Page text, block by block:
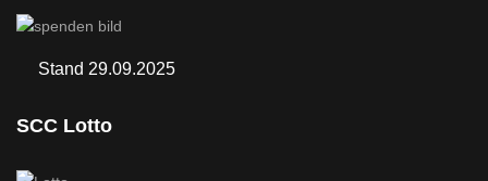
Stand 29.09.2025
SCC Lotto